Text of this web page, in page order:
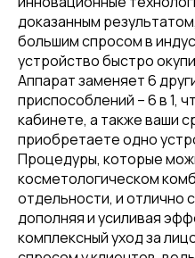
доказанным
большим спросом в
устройство быстро
Аппарат заменяет 6
приспособлений – 6 в 1,
кабинете, а также ваши
приобретаете одно
Процедуры, которые
косметологическом
отдельности, и отлично
дополняя и усиливая
комплексный уход за